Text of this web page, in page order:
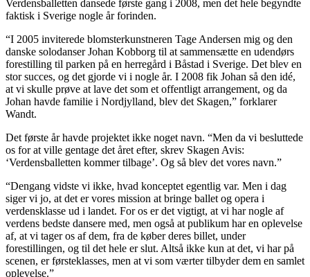
Verdensballetten dansede første gang i 2008, men det hele begyndte
faktisk i Sverige nogle år forinden.
“I 2005 inviterede blomsterkunstneren Tage Andersen mig og den
danske solodanser Johan Kobborg til at sammensætte en udendørs
forestilling til parken på en herregård i Båstad i Sverige. Det blev en
stor succes, og det gjorde vi i nogle år. I 2008 fik Johan så den idé,
at vi skulle prøve at lave det som et offentligt arrangement, og da
Johan havde familie i Nordjylland, blev det Skagen,” forklarer
Wandt.
Det første år havde projektet ikke noget navn. “Men da vi besluttede
os for at ville gentage det året efter, skrev Skagen Avis:
‘Verdensballetten kommer tilbage’. Og så blev det vores navn.”
“Dengang vidste vi ikke, hvad konceptet egentlig var. Men i dag
siger vi jo, at det er vores mission at bringe ballet og opera i
verdensklasse ud i landet. For os er det vigtigt, at vi har nogle af
verdens bedste dansere med, men også at publikum har en oplevelse
af, at vi tager os af dem, fra de køber deres billet, under
forestillingen, og til det hele er slut. Altså ikke kun at det, vi har på
scenen, er førsteklasses, men at vi som værter tilbyder dem en samlet
oplevelse.”